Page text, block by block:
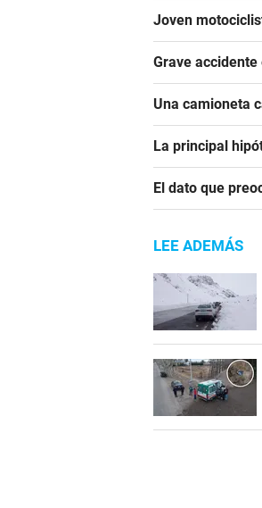
Joven
Grave
Una camioneta
La principal
El dato que
LEE ADEMÁS